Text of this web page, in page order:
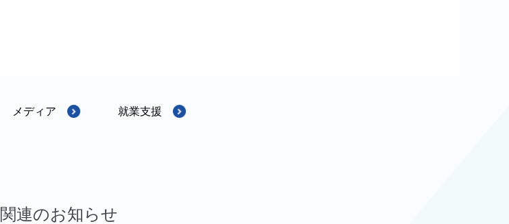
メディア 就業支援
関連のお知らせ